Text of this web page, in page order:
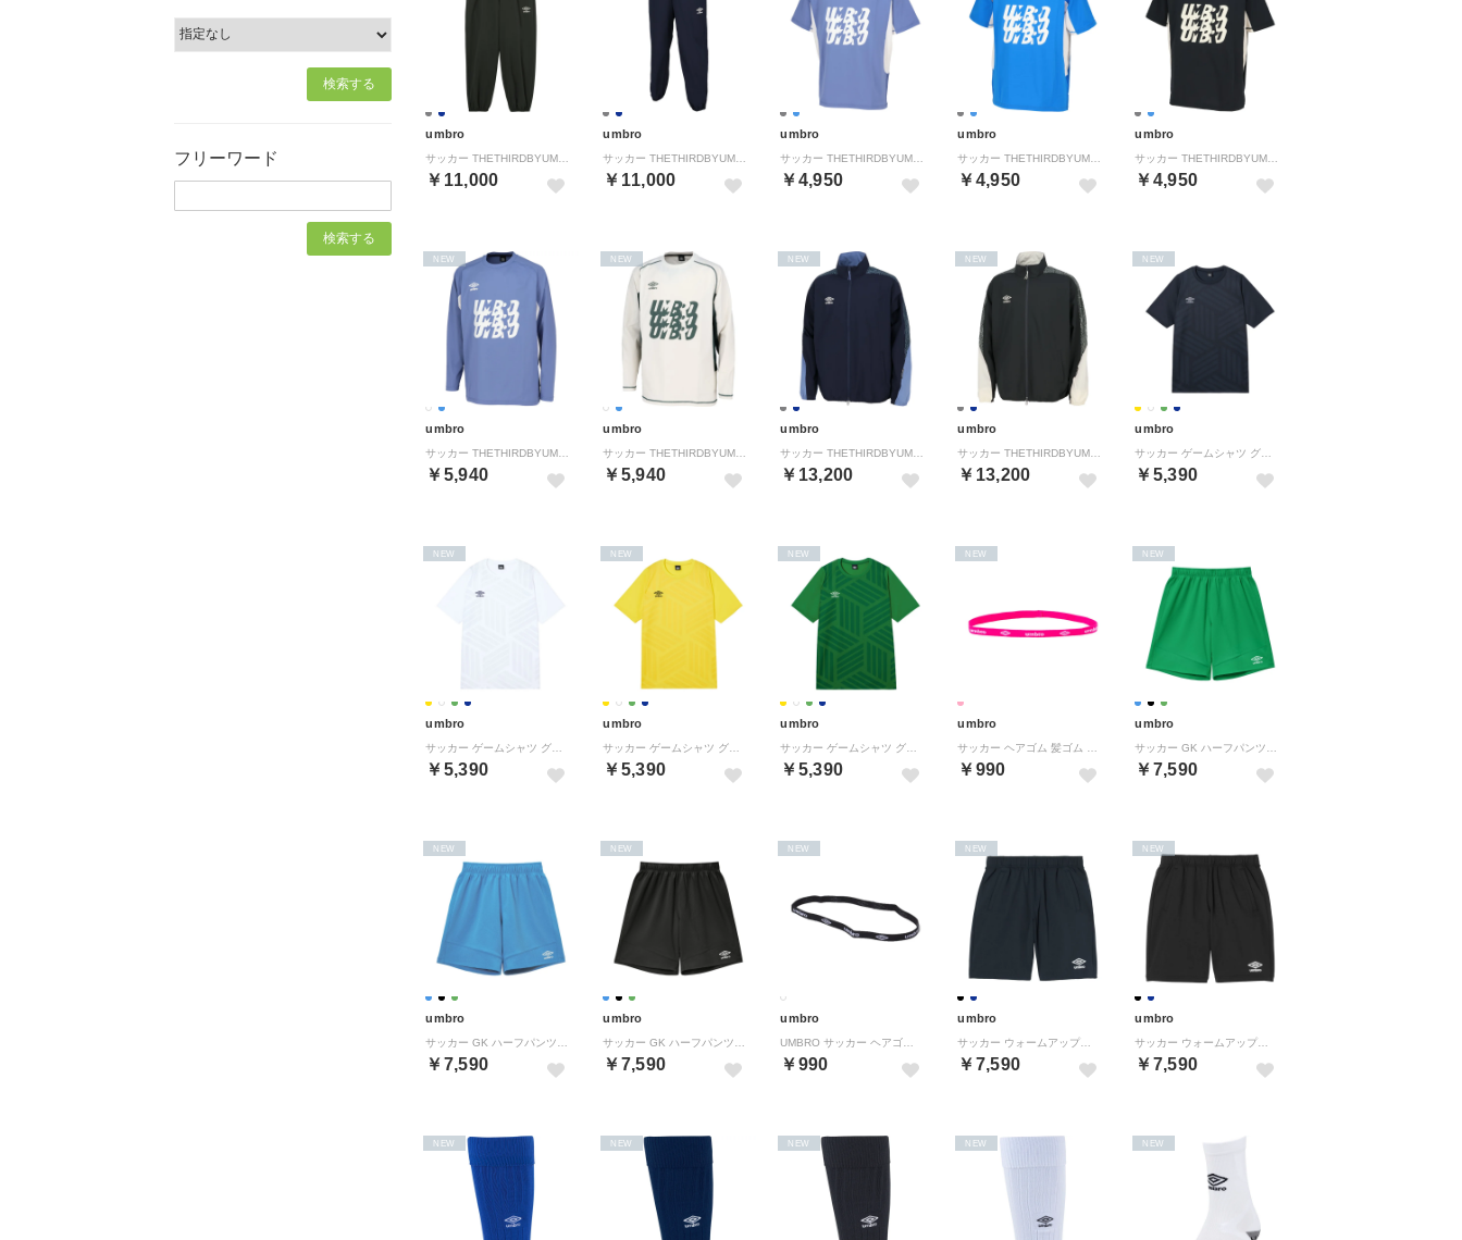
フリーワード
umbro
￥11,000
umbro
￥11,000
umbro
￥4,950
umbro
￥4,950
umbro
￥4,950
umbro
￥5,940
NEW
umbro
￥5,940
NEW
umbro
￥13,200
NEW
umbro
￥13,200
NEW
umbro
￥5,390
NEW
umbro
￥5,390
NEW
umbro
￥5,390
NEW
umbro
￥5,390
NEW
umbro
￥990
NEW
umbro
￥7,590
NEW
umbro
￥7,590
NEW
umbro
￥7,590
NEW
umbro
￥990
NEW
umbro
￥7,590
NEW
umbro
￥7,590
NEW
NEW NEW NEW NEW NEW